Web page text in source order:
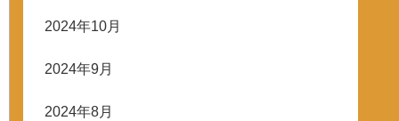
2024年10月
2024年9月
2024年8月